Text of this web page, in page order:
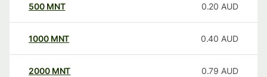
500 MNT 0.20 AUD
1000 MNT 0.40 AUD
2000 MNT 0.79 AUD